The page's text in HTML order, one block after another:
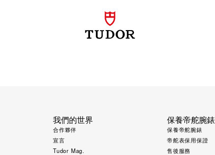
我們的世界
合作夥伴
宣言
Tudor Mag.
保養帝舵腕錶
保養帝舵腕錶
帝舵表保用保證
售後服務